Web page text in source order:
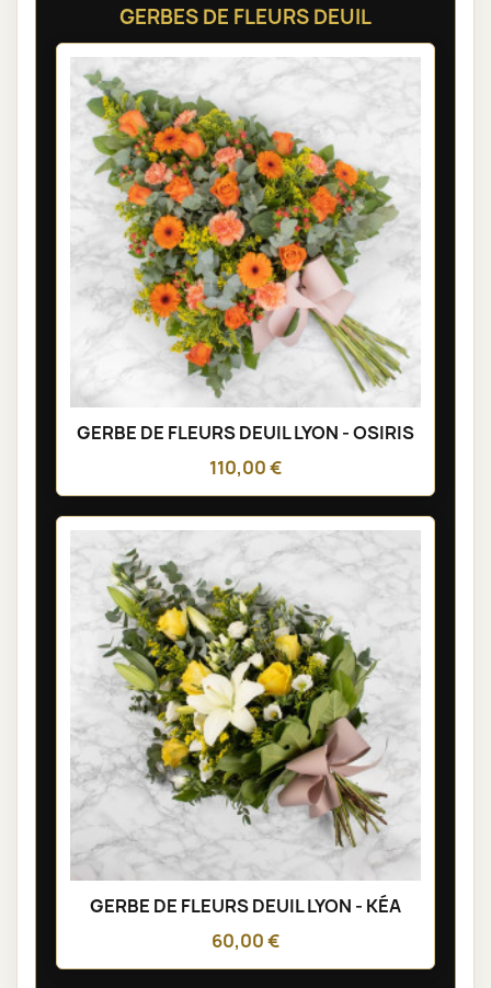
GERBES DE FLEURS DEUIL
GERBE DE FLEURS DEUIL LYON - OSIRIS
110,00 €
GERBE DE FLEURS DEUIL LYON - KÉA
60,00 €